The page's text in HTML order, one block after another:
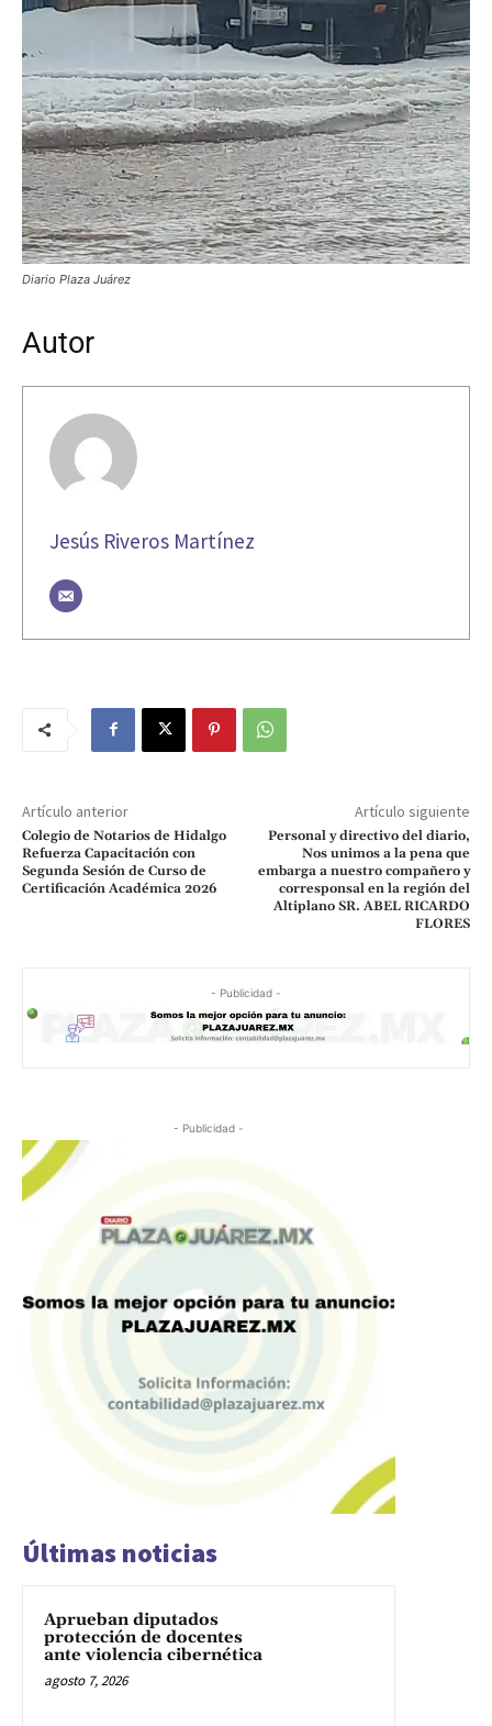
Diario Plaza Juárez
Autor
Jesús Riveros Martínez
Artículo anterior
Colegio de Notarios de Hidalgo
Refuerza Capacitación con
Segunda Sesión de Curso de
Certificación Académica 2026
Artículo siguiente
Personal y directivo del diario,
Nos unimos a la pena que
embarga a nuestro compañero y
corresponsal en la región del
Altiplano SR. ABEL RICARDO
FLORES
- Publicidad -
- Publicidad -
Últimas noticias
Aprueban diputados
protección de docentes
ante violencia cibernética
agosto 7, 2026